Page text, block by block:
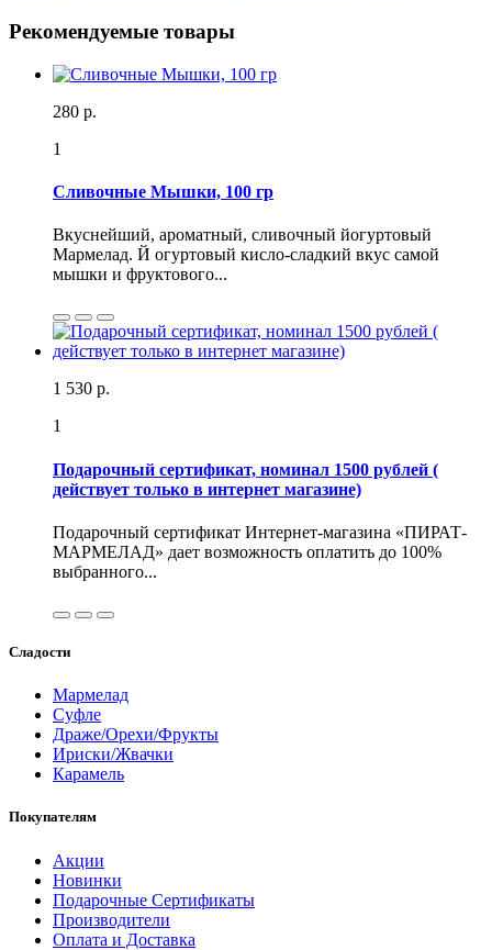
Рекомендуемые товары
280 р.
1
Сливочные Мышки, 100 гр
Вкуснейший, ароматный, сливочный йогуртовый
Мармелад. Й огуртовый кисло-сладкий вкус самой
мышки и фруктового...
1 530 р.
1
Подарочный сертификат, номинал 1500 рублей (
действует только в интернет магазине)
Подарочный сертификат Интернет-магазина «ПИРАТ-
МАРМЕЛАД» дает возможность оплатить до 100%
выбранного...
Сладости
Мармелад
Суфле
Драже/Орехи/Фрукты
Ириски/Жвачки
Карамель
Покупателям
Акции
Новинки
Подарочные Сертификаты
Производители
Оплата и Доставка